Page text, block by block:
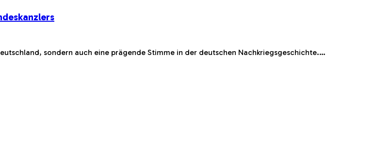
sondern auch eine prägende Stimme in der deutschen Nachkriegsgeschichte.…